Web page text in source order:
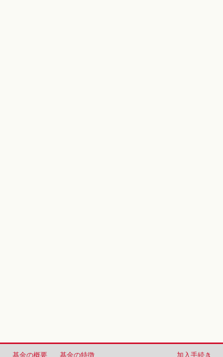
基金の概要 基金の特徴 加入手続き